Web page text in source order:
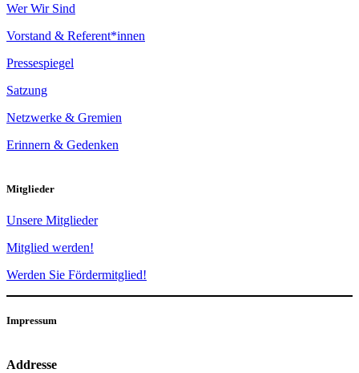
Wer Wir Sind
Vorstand & Referent*innen
Pressespiegel
Satzung
Netzwerke & Gremien
Erinnern & Gedenken
Mitglieder
Unsere Mitglieder
Mitglied werden!
Werden Sie Fördermitglied!
Impressum
Addresse